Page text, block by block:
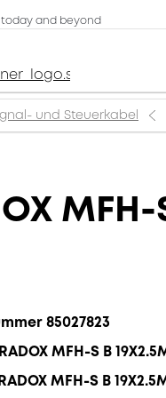
and beyond
und Steuerkabel
MFH-
85027823
MFH-S B
MFH-S B